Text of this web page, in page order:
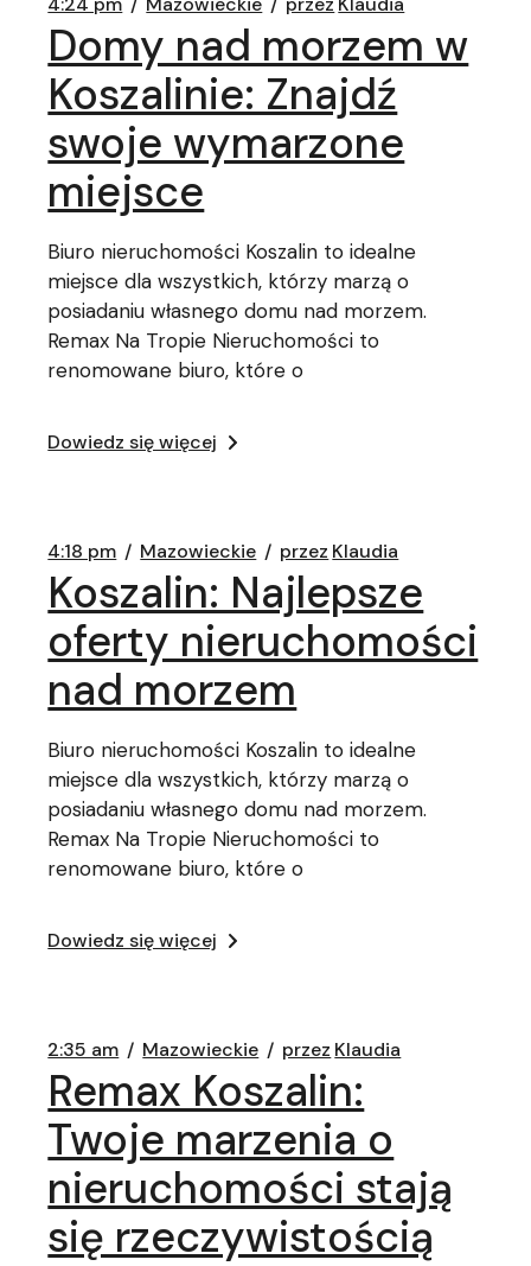
Domy nad morzem w
Koszalinie: Znajdź
swoje wymarzone
miejsce
Biuro nieruchomości Koszalin to idealne
miejsce dla wszystkich, którzy marzą o
posiadaniu własnego domu nad morzem.
Remax Na Tropie Nieruchomości to
renomowane biuro, które o
Dowiedz się więcej
4:18 pm Mazowieckie przez Klaudia
Koszalin: Najlepsze
oferty nieruchomości
nad morzem
Biuro nieruchomości Koszalin to idealne
miejsce dla wszystkich, którzy marzą o
posiadaniu własnego domu nad morzem.
Remax Na Tropie Nieruchomości to
renomowane biuro, które o
Dowiedz się więcej
2:35 am Mazowieckie przez Klaudia
Remax Koszalin:
Twoje marzenia o
nieruchomości stają
się rzeczywistością